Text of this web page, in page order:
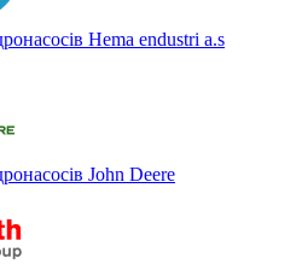
Hema endustri a.s
John Deere